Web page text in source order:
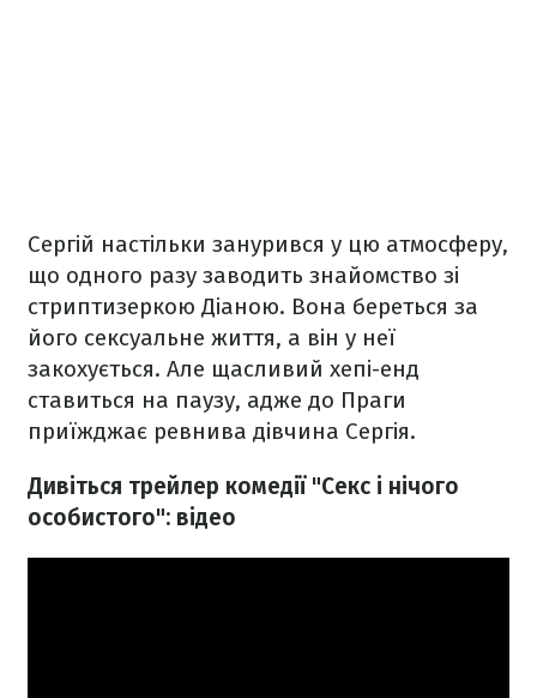
Сергій настільки занурився у цю атмосферу,
що одного разу заводить знайомство зі
стриптизеркою Діаною. Вона береться за
його сексуальне життя, а він у неї
закохується. Але щасливий хепі-енд
ставиться на паузу, адже до Праги
приїжджає ревнива дівчина Сергія.
Дивіться трейлер комедії "Секс і нічого
особистого": відео